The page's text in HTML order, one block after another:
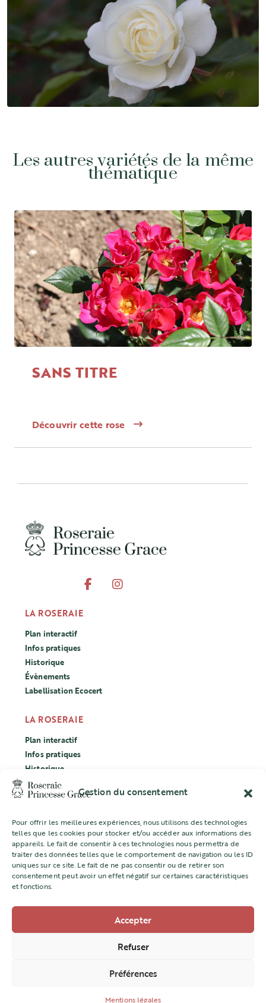
Gestion du consentement
Pour offrir les meilleures expériences, nous utilisons des technologies
telles que les cookies pour stocker et/ou accéder aux informations des
appareils. Le fait de consentir à ces technologies nous permettra de
traiter des données telles que le comportement de navigation ou les ID
uniques sur ce site. Le fait de ne pas consentir ou de retirer son
consentement peut avoir un effet négatif sur certaines caractéristiques
et fonctions.
Accepter
Refuser
Préférences
Mentions légales
Les autres variétés de la même
thématique
SANS TITRE
Découvrir cette rose
LA ROSERAIE
Plan interactif
Infos pratiques
Historique
Évènements
Labellisation Ecocert
LA ROSERAIE
Plan interactif
Infos pratiques
Historique
Évènements
Labellisation Ecocert
CONCOURS
L’ASSOCIATION
Mentions légales
Direction de l’Aménagement Urbain
amenagement@gouv.mc